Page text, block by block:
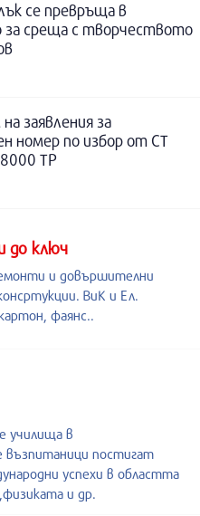
се превръща в
за среща с творчеството
заявления за
номер по избор от СТ
ТР
до ключ
и довършителни
ВиК и Ел.
фаянс..
училища в
постигат
успехи в областта
и др.